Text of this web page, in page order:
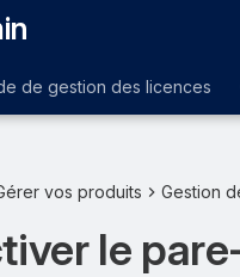
de gestion des licences
vos produits Gestion
le